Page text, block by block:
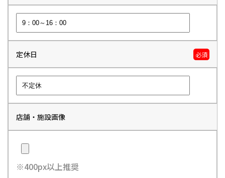
定休日 必須
店舗・施設画像
※400px以上推奨